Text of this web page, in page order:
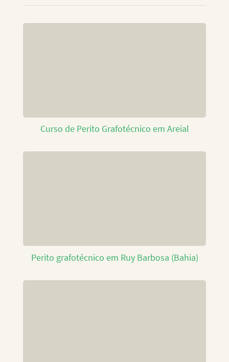
Curso de Perito Grafotécnico em Areial
Perito grafotécnico em Ruy Barbosa (Bahia)